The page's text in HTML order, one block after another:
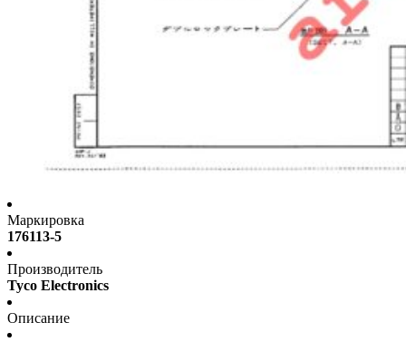
Маркировка
176113-5
Производитель
Tyco Electronics
Описание